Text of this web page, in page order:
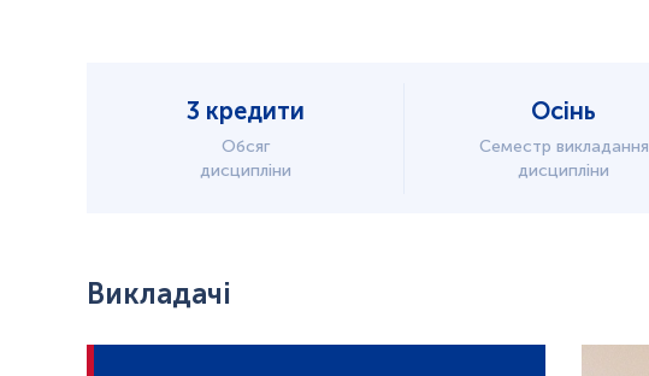
3 кредити
Обсяг
дисципліни
Осінь
Семестр викладання
дисципліни
Викладачі